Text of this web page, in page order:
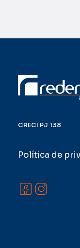
CRECI PJ 138
Política de